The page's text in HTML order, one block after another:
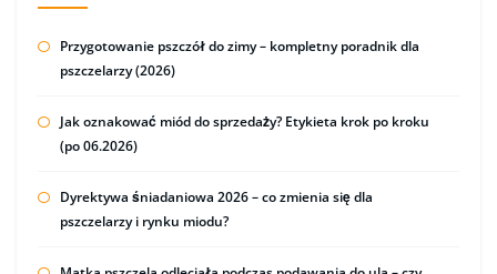
Przygotowanie pszczół do zimy – kompletny poradnik dla
pszczelarzy (2026)
Jak oznakować miód do sprzedaży? Etykieta krok po kroku
(po 06.2026)
Dyrektywa śniadaniowa 2026 – co zmienia się dla
pszczelarzy i rynku miodu?